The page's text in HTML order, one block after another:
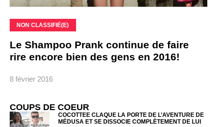
NON CLASSIFIÉ(E)
Le Shampoo Prank continue de faire
rire encore bien des gens en 2016!
8 février 2016
COUPS DE COEUR
COCOTTEE CLAQUE LA PORTE DE L’AVENTURE DE
MÉDUSA ET SE DISSOCIE COMPLÈTEMENT DE LUI